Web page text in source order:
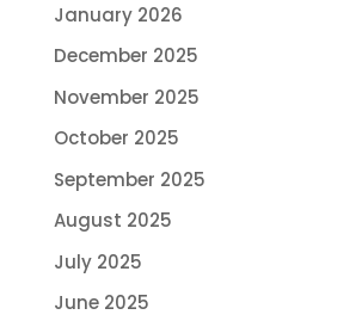
January 2026
December 2025
November 2025
October 2025
September 2025
August 2025
July 2025
June 2025